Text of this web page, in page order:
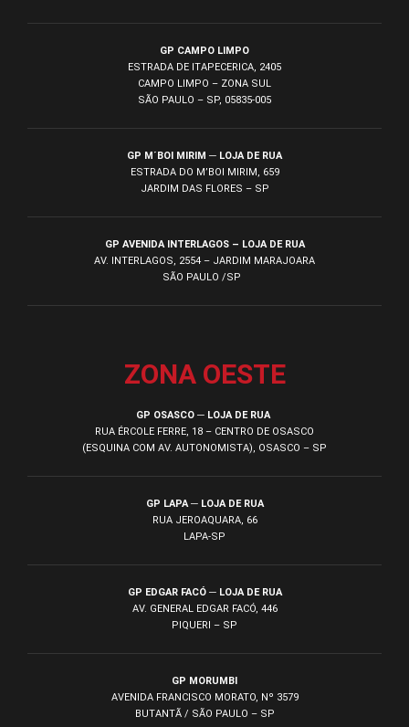
GP CAMPO LIMPO
ESTRADA DE ITAPECERICA, 2405
CAMPO LIMPO – ZONA SUL
SÃO PAULO – SP, 05835-005
GP M´BOI MIRIM ─ LOJA DE RUA
ESTRADA DO M’BOI MIRIM, 659
JARDIM DAS FLORES – SP
GP AVENIDA INTERLAGOS – LOJA DE RUA
AV. INTERLAGOS, 2554 – JARDIM MARAJOARA
SÃO PAULO /SP
ZONA OESTE
GP OSASCO ─ LOJA DE RUA
RUA ÉRCOLE FERRE, 18 – CENTRO DE OSASCO
(ESQUINA COM AV. AUTONOMISTA), OSASCO – SP
GP LAPA ─ LOJA DE RUA
RUA JEROAQUARA, 66
LAPA-SP
GP EDGAR FACÓ ─ LOJA DE RUA
AV. GENERAL EDGAR FACÓ, 446
PIQUERI – SP
GP MORUMBI
AVENIDA FRANCISCO MORATO, Nº 3579
BUTANTÃ / SÃO PAULO – SP